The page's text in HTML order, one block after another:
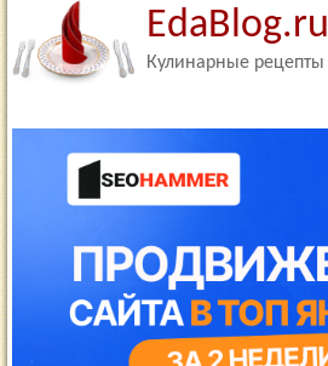
EdaBlog.ru
Кулинарные рецепты